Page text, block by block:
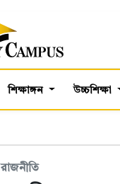
শিক্ষাঙ্গন উচ্চশিক্ষা
রাজনীতি